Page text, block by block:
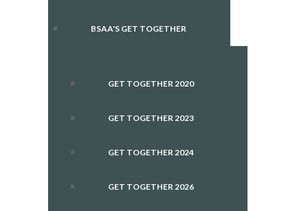
BSAA'S GET TOGETHER
GET TOGETHER 2020
GET TOGETHER 2023
GET TOGETHER 2024
GET TOGETHER 2026